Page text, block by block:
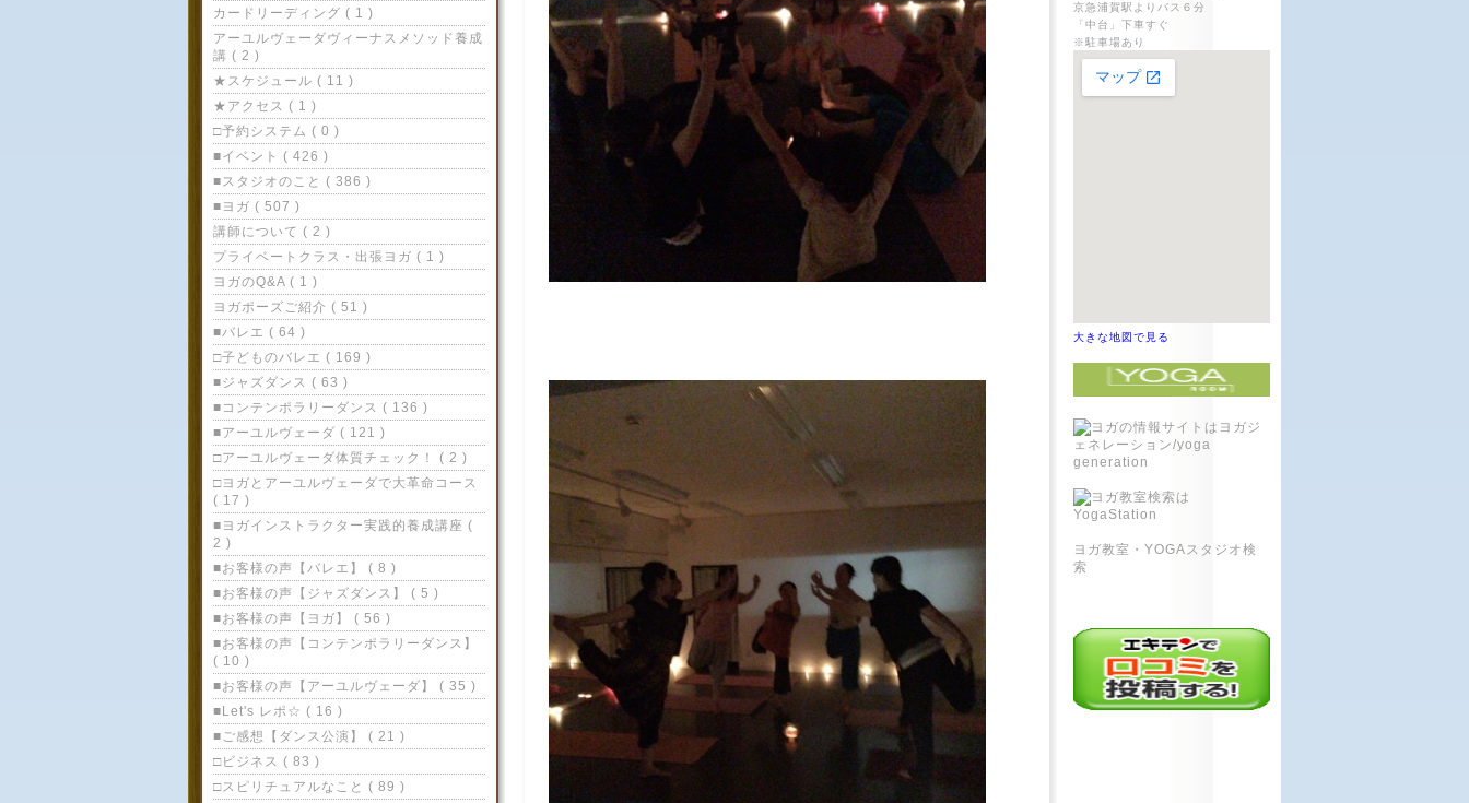
カードリーディング ( 1 )
アーユルヴェーダヴィーナスメソッド養成
講 ( 2 )
★スケジュール ( 11 )
★アクセス ( 1 )
□予約システム ( 0 )
■イベント ( 426 )
■スタジオのこと ( 386 )
■ヨガ ( 507 )
講師について ( 2 )
プライベートクラス・出張ヨガ ( 1 )
ヨガのQ&A ( 1 )
ヨガポーズご紹介 ( 51 )
■バレエ ( 64 )
□子どものバレエ ( 169 )
■ジャズダンス ( 63 )
■コンテンポラリーダンス ( 136 )
■アーユルヴェーダ ( 121 )
□アーユルヴェーダ体質チェック！ ( 2 )
□ヨガとアーユルヴェーダで大革命コース
( 17 )
■ヨガインストラクター実践的養成講座 (
2 )
■お客様の声【バレエ】 ( 8 )
■お客様の声【ジャズダンス】 ( 5 )
■お客様の声【ヨガ】 ( 56 )
■お客様の声【コンテンポラリーダンス】
( 10 )
■お客様の声【アーユルヴェーダ】 ( 35 )
■Let's レポ☆ ( 16 )
■ご感想【ダンス公演】 ( 21 )
□ビジネス ( 83 )
□スピリチュアルなこと ( 89 )
京急浦賀駅よりバス６分
「中台」下車すぐ
※駐車場あり
大きな地図で見る
ヨガ教室・YOGAスタジオ検
索